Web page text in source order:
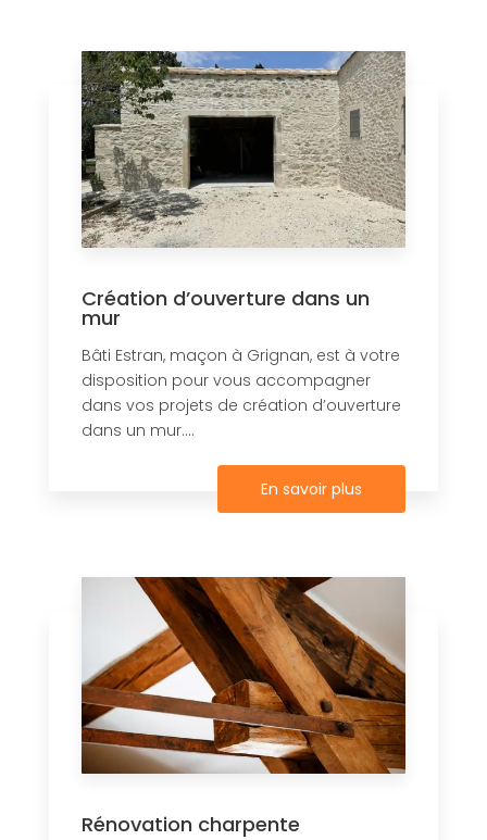
Création d’ouverture dans un
mur
Bâti Estran, maçon à Grignan, est à votre
disposition pour vous accompagner
dans vos projets de création d’ouverture
dans un mur....
En savoir plus
Rénovation charpente